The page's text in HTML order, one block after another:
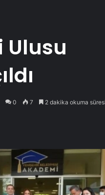
Ulusu
0 7 2 dakika okuma süresi